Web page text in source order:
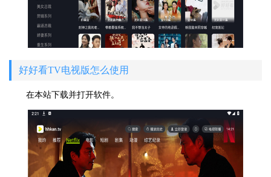
好好看TV电视版怎么使用
在本站下载并打开软件。